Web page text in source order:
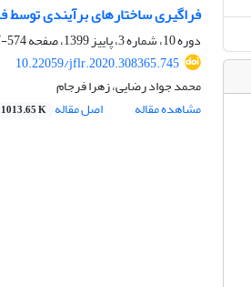
فراگیری ساختارهای برآیندی توسط
دوره 10، شماره 3، پاییز 1399، صفحه
574-587
10.22059/jflr.2020.308365.745
محمد جواد رضایی، زهرا فرجام
مشاهده مقاله
اصل مقاله 1013.65 K